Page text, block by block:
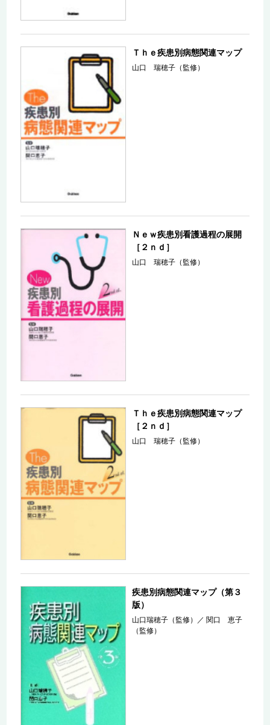
Ｔｈｅ疾患別病態関連マップ
山口 瑞穂子（監修）
Ｎｅｗ疾患別看護過程の展開
［２ｎｄ］
山口 瑞穂子（監修）
Ｔｈｅ疾患別病態関連マップ
［２ｎｄ］
山口 瑞穂子（監修）
疾患別病態関連マップ（第３
版）
山口瑞穂子（監修） ／関口 恵子
（監修）